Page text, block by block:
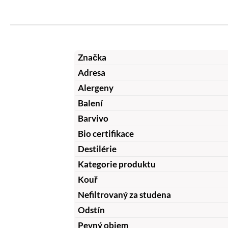
Značka
Adresa
Alergeny
Balení
Barvivo
Bio certifikace
Destilérie
Kategorie produktu
Kouř
Nefiltrovaný za studena
Odstín
Pevný objem